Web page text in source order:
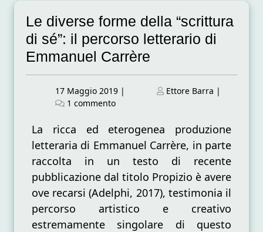
Le diverse forme della “scrittura
di sé”: il percorso letterario di
Emmanuel Carrère
Posted
on
17 Maggio 2019 |
Posted
Ettore Barra |
1 commentosu
diverse
forme
della
“scrittura
di
sé”:
il
percorso
letterario
La ricca ed eterogenea produzione
letteraria di Emmanuel Carrère, in parte
raccolta in un testo di recente
pubblicazione dal titolo Propizio è avere
ove recarsi (Adelphi, 2017), testimonia il
percorso artistico e creativo
estremamente singolare di questo